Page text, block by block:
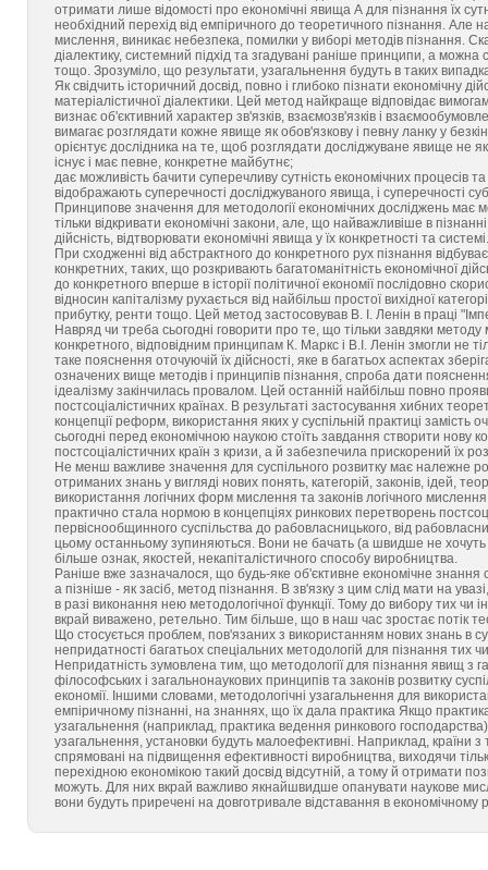
отримати лише відомості про економічні явища А для пізнання їх
необхідний перехід від емпіричного до теоретичного пізнання. Але
мислення, виникає небезпека, помилки у виборі методів пізнання.
діалектику, системний підхід та згадувані раніше принципи, а
тощо. Зрозуміло, що результати, узагальнення будуть в таких
Як свідчить історичний досвід, повно і глибоко пізнати економічну
матеріалістичної діалектики. Цей метод найкраще відповідає
визнає об'єктивний характер зв'язків, взаємозв'язків і
вимагає розглядати кожне явище як обов'язкову і певну ланку у
орієнтує дослідника на те, щоб розглядати досліджуване явище не
існує і має певне, конкретне майбутнє;
дає можливість бачити суперечливу сутність економічних процесів
відображають суперечності досліджуваного явища, і суперечності
Принципове значення для методології економічних досліджень має
тільки відкривати економічні закони, але, що найважливіше в
дійсність, відтворювати економічні явища у їх конкретності та системі.
При сходженні від абстрактного до конкретного рух пізнання
конкретних, таких, що розкривають багатоманітність економічної
до конкретного вперше в історії політичної економії послідовно
відносин капіталізму рухається від найбільш простої вихідної
прибутку, ренти тощо. Цей метод застосовував В. І. Ленін в праці
Навряд чи треба сьогодні говорити про те, що тільки завдяки
конкретного, відповідним принципам К. Маркс і В.І. Ленін змогли не
таке пояснення оточуючій їх дійсності, яке в багатьох аспектах
означених вище методів і принципів пізнання, спроба дати
ідеалізму закінчилась провалом. Цей останній найбільш повно
постсоціалістичних країнах. В результаті застосування хибних
концепції реформ, використання яких у суспільній практиці замість
сьогодні перед економічною наукою стоїть завдання створити нову
постсоціалістичних країн з кризи, а й забезпечила прискорений їх
Не менш важливе значення для суспільного розвитку має належне
отриманих знань у вигляді нових понять, категорій, законів, ідей,
використання логічних форм мислення та законів логічного
практично стала нормою в концепціях ринкових перетворень
первіснообщинного суспільства до рабовласницького, від
цьому останньому зупиняються. Вони не бачать (а швидше не хочуть
більше ознак, якостей, некапіталістичного способу виробництва.
Раніше вже зазначалося, що будь-яке об'єктивне економічне знання
а пізніше - як засіб, метод пізнання. В зв'язку з цим слід мати на
в разі виконання нею методологічної функції. Тому до вибору тих чи
вкрай виважено, ретельно. Тим більше, що в наш час зростає потік
Що стосується проблем, пов'язаних з використанням нових знань в
непридатності багатьох спеціальних методологій для пізнання тих
Непридатність зумовлена тим, що методології для пізнання явищ з
філософських і загальнонаукових принципів та законів розвитку
економії. Іншими словами, методологічні узагальнення для
емпіричному пізнанні, на знаннях, що їх дала практика Якщо
узагальнення (наприклад, практика ведення ринкового
узагальнення, установки будуть малоефективні. Наприклад, країни
спрямовані на підвищення ефективності виробництва, виходячи
перехідною економікою такий досвід відсутній, а тому й отримати
можуть. Для них вкрай важливо якнайшвидше опанувати наукове
вони будуть приречені на довготривале відставання в економічному